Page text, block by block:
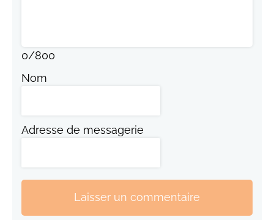
0/800
Nom
Adresse de messagerie
Laisser un commentaire